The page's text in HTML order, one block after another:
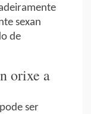
sexan
de
orixe a
ser